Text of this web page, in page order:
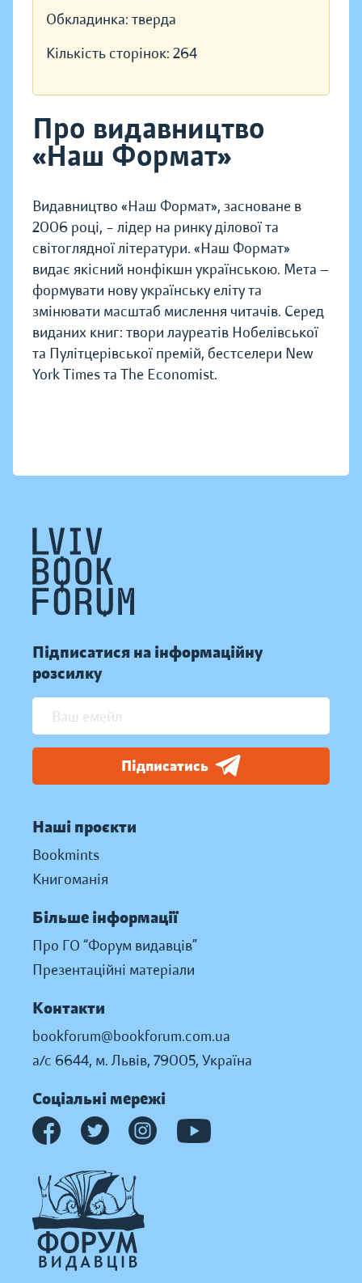
Обкладинка: тверда
Кількість сторінок: 264
Про видавництво
«Наш Формат»
Видавництво «Наш Формат», засноване в
2006 році, – лідер на ринку ділової та
світоглядної літератури. «Наш Формат»
видає якісний нонфікшн українською. Мета —
формувати нову українську еліту та
змінювати масштаб мислення читачів. Серед
виданих книг: твори лауреатів Нобелівської
та Пулітцерівської премій, бестселери New
York Times та The Economist.
Підписатися на інформаційну
розсилку
Підписатись
Наші проєкти
Bookmints
Книгоманія
Більше інформації
Про ГО “Форум видавців”
Презентаційні матеріали
Контакти
bookforum@bookforum.com.ua
а/с 6644, м. Львів, 79005, Україна
Соціальні мережі